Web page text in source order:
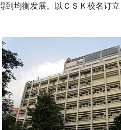
到均衡发展。以ＣＳＫ校名订